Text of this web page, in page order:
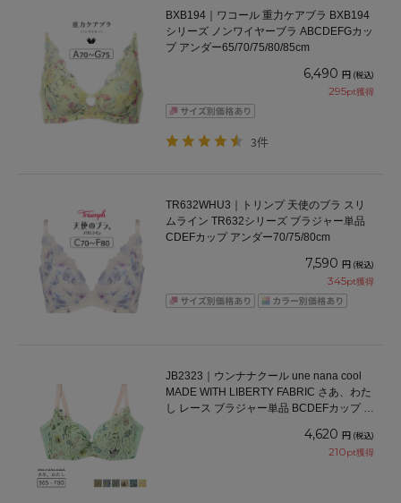
BXB194｜ワコール 重力ケアブラ BXB194
シリーズ ノンワイヤーブラ ABCDEFGカッ
プ アンダー65/70/75/80/85cm
6,490 円 (税込)
295pt獲得
3件
TR632WHU3｜トリンプ 天使のブラ スリ
ムライン TR632シリーズ ブラジャー単品
CDEFカップ アンダー70/75/80cm
7,590 円 (税込)
345pt獲得
JB2323｜ウンナナクール une nana cool
MADE WITH LIBERTY FABRIC さあ、わた
し レース ブラジャー単品 BCDEFカップ ア
4,620 円 (税込)
210pt獲得